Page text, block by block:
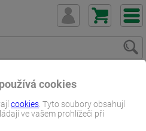
cookies
cookies . Tyto soubory obsahují
ve vašem prohlížeči při
Dentální zboží
Ústní vody